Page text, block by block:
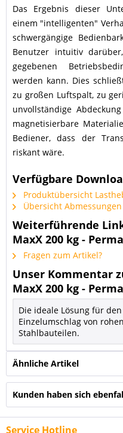
Das Ergebnis dieser
einem "intelligenten"
schwergängige
Benutzer intuitiv
gegebenen
werden kann. Dies
zu großen Luftspalt, zu
unvollständige
magnetisierbare
Bediener, dass der
riskant wäre.
Verfügbare
Produktübersicht
Übersicht Abmessungen
Weiterführende
MaxX 200 kg -
Fragen zum Artikel?
Unser Kommentar
MaxX 200 kg -
Die ideale Lösung für
Einzelumschlag von
Stahlbauteilen.
Ähnliche Artikel
Kunden haben sich
Service Hotline